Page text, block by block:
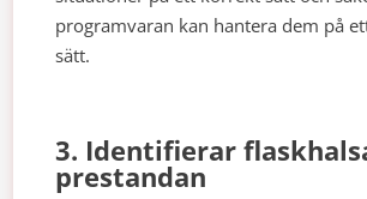
programvaran kan hantera dem på
sätt.
3. Identifierar
prestandan